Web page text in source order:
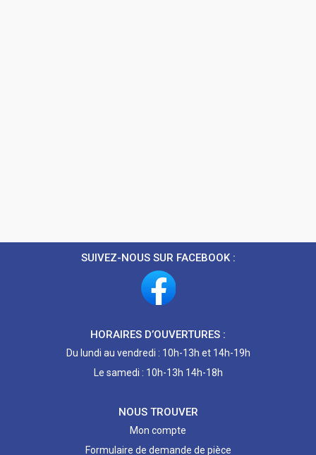
SUIVEZ-NOUS SUR FACEBOOK :
HORAIRES D’OUVERTURES :
Du lundi au vendredi : 10h-13h et 14h-19h
Le samedi : 10h-13h 14h-18h
NOUS TROUVER
Mon compte
Formulaire de demande de pièce